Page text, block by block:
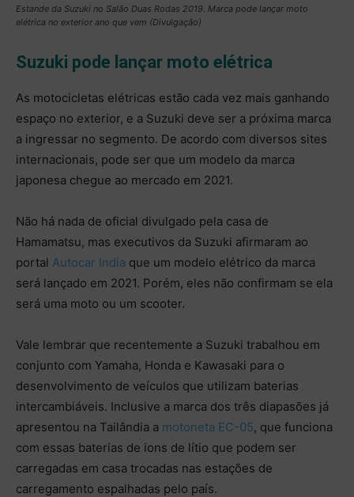
Estande da Suzuki no Salão Duas Rodas 2019. Marca pode lançar moto
elétrica no exterior ano que vem (Divulgação)
Suzuki pode lançar moto elétrica
As motocicletas elétricas estão cada vez mais ganhando
espaço no exterior, e a Suzuki deve ser a próxima marca
a ingressar no segmento. De acordo com diversos sites
internacionais, pode ser que um modelo da marca
japonesa chegue ao mercado em 2021.
Não há nada de oficial divulgado pela casa de
Hamamatsu, mas executivos da Suzuki afirmaram ao
portal Autocar India que um modelo elétrico da marca
será lançado em 2021. Porém, eles não confirmam se ela
será uma moto ou um scooter.
Vale lembrar que recentemente a Suzuki trabalhou em
conjunto com Yamaha, Honda e Kawasaki para o
desenvolvimento de veículos que utilizam baterias
intercambiáveis. Inclusive a marca dos três diapasões já
apresentou na Tailândia a motoneta EC-05, que funciona
com essas baterias de ions de lítio que podem ser
carregadas em casa trocadas nas estações de
carregamento espalhadas pelo país.